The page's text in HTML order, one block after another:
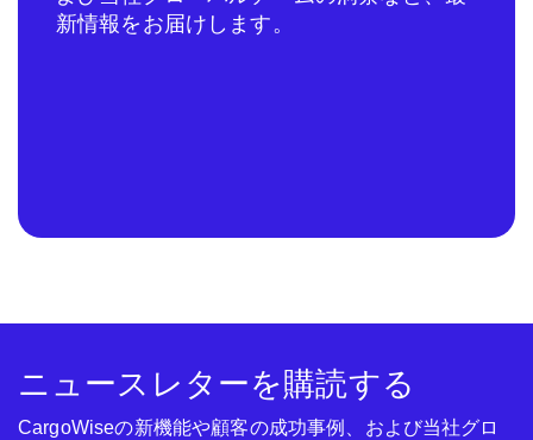
新情報をお届けします。
ニュースレターを購読する
CargoWiseの新機能や顧客の成功事例、および当社グロ